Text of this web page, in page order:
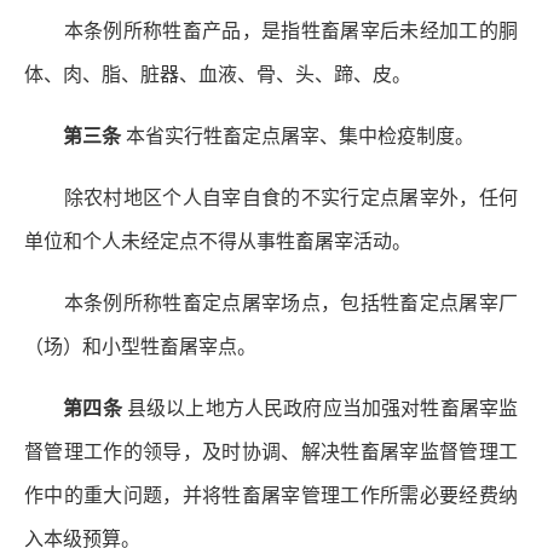
本条例所称牲畜产品，是指牲畜屠宰后未经加工的胴
体、肉、脂、脏器、血液、骨、头、蹄、皮。
第三条本省实行牲畜定点屠宰、集中检疫制度。
除农村地区个人自宰自食的不实行定点屠宰外，任何
单位和个人未经定点不得从事牲畜屠宰活动。
本条例所称牲畜定点屠宰场点，包括牲畜定点屠宰厂
（场）和小型牲畜屠宰点。
第四条县级以上地方人民政府应当加强对牲畜屠宰监
督管理工作的领导，及时协调、解决牲畜屠宰监督管理工
作中的重大问题，并将牲畜屠宰管理工作所需必要经费纳
入本级预算。